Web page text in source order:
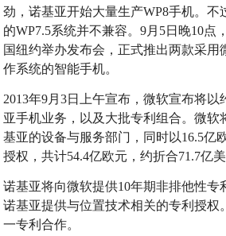
劲，诺基亚开始大量生产WP8手机。不
的WP7.5系统并不兼容。9月5日晚10点
国纽约举办发布会，正式推出两款采用
作系统的智能手机。
2013年9月3日上午宣布，微软宣布将以
亚手机业务，以及大批专利组合。微软
基亚的设备与服务部门，同时以16.5亿
授权，共计54.4亿欧元，约折合71.7亿美
诺基亚将向微软提供10年期非排他性专
诺基亚提供与位置技术相关的专利授权
一专利合作。